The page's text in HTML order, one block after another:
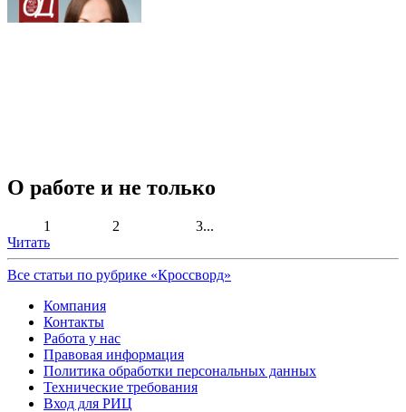
О работе и не только
1 2 3...
Читать
Все статьи по рубрике «Кроссворд»
Компания
Контакты
Работа у нас
Правовая информация
Политика обработки персональных данных
Технические требования
Вход для РИЦ